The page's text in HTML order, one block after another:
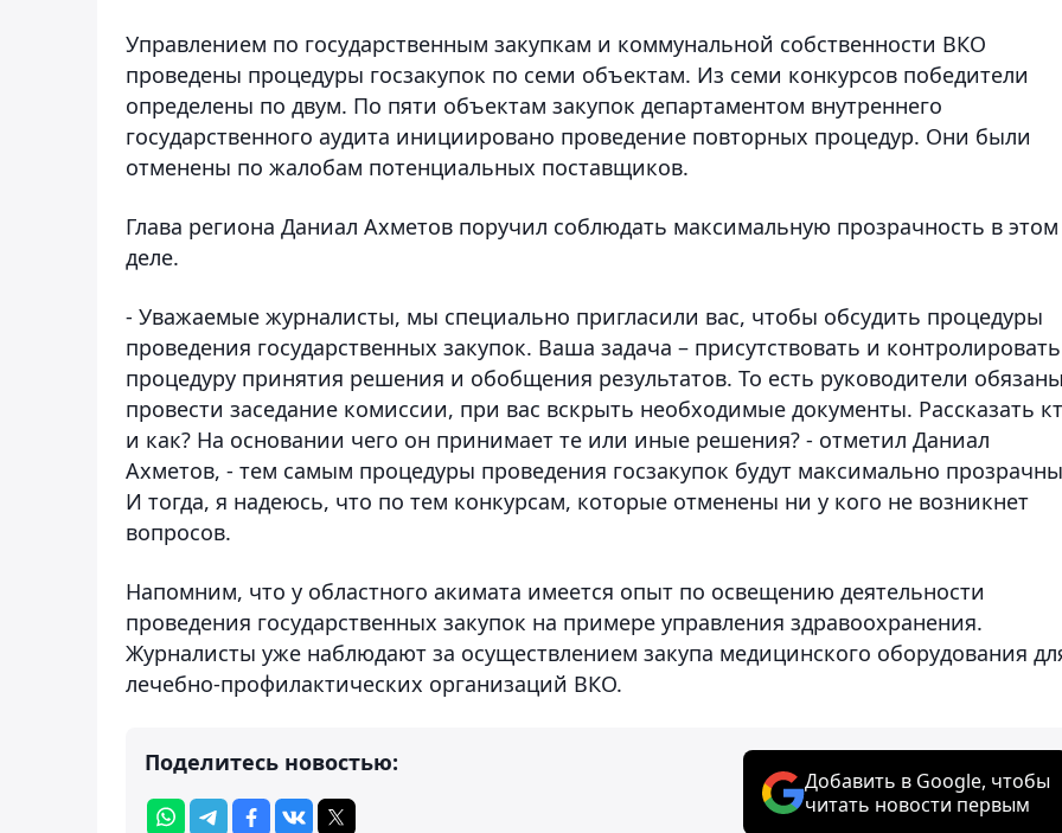
Управлением по государственным закупкам и коммунальной собственности ВКО
проведены процедуры госзакупок по семи объектам. Из семи конкурсов победители
определены по двум. По пяти объектам закупок департаментом внутреннего
государственного аудита инициировано проведение повторных процедур. Они были
отменены по жалобам потенциальных поставщиков.
Глава региона Даниал Ахметов поручил соблюдать максимальную прозрачность в этом
деле.
- Уважаемые журналисты, мы специально пригласили вас, чтобы обсудить процедуры
проведения государственных закупок. Ваша задача – присутствовать и контролировать
процедуру принятия решения и обобщения результатов. То есть руководители
провести заседание комиссии, при вас вскрыть необходимые документы. Рассказать
и как? На основании чего он принимает те или иные решения? - отметил Даниал
Ахметов, - тем самым процедуры проведения госзакупок будут максимально
И тогда, я надеюсь, что по тем конкурсам, которые отменены ни у кого не возникнет
вопросов.
Напомним, что у областного акимата имеется опыт по освещению деятельности
проведения государственных закупок на примере управления здравоохранения.
Журналисты уже наблюдают за осуществлением закупа медицинского оборудования
лечебно-профилактических организаций ВКО.
Поделитесь новостью:
Добавить в Google, чтобы
читать новости первым